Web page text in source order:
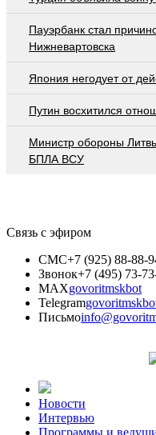
Пауэрбанк стал
Нижневартовска
Япония негодует от
Путин восхитился
Министр обороны
БПЛА ВСУ
Связь с эфиром
СМС+7 (925) 88-88-
Звонок+7 (495) 73-
MAXgovoritmskbot
Telegram
Письмо
Новости
Интервью
Программы и